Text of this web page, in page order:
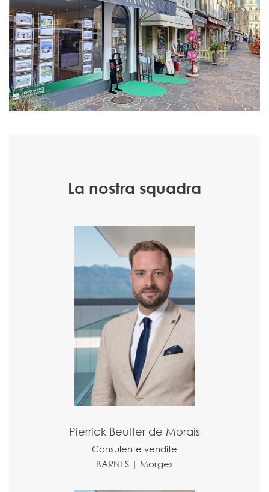
La nostra squadra
Pierrick Beutler de Morais
Consulente vendite
BARNES | Morges